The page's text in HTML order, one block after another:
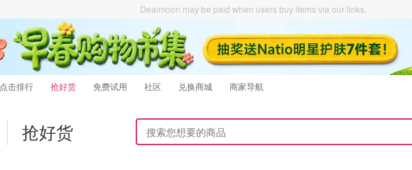
Dealmoon may be paid when users buy items via our links.
点击排行 抢好货 免费试用 社区 兑换商城 商家导航
抢好货